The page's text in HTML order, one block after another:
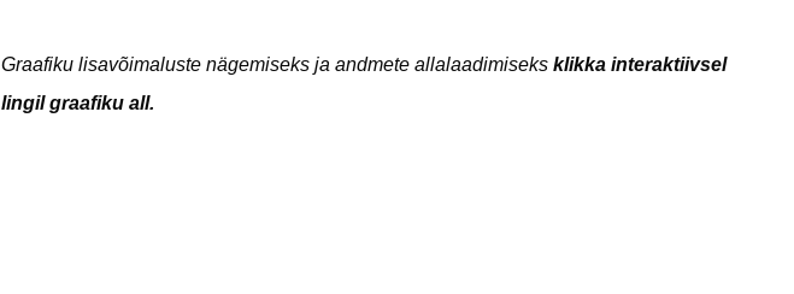
Graafiku lisavõimaluste nägemiseks ja andmete allalaadimiseks klikka interaktiivsel
lingil graafiku all.